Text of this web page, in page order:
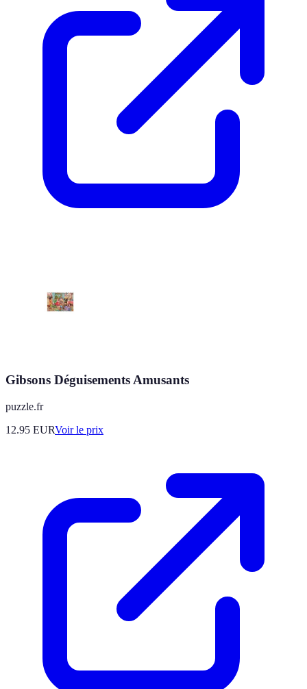
Gibsons Déguisements Amusants
puzzle.fr
12.95 EURVoir le prix